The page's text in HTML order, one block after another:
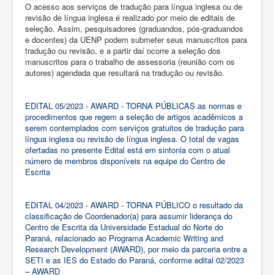
O acesso aos serviços de tradução para língua inglesa ou de
revisão de língua inglesa é realizado por meio de editais de
seleção. Assim, pesquisadores (graduandos, pós-graduandos
e docentes) da UENP podem submeter seus manuscritos para
tradução ou revisão, e a partir daí ocorre a seleção dos
manuscritos para o trabalho de assessoria (reunião com os
autores) agendada que resultará na tradução ou revisão.
EDITAL 05/2023 - AWARD - TORNA PÚBLICAS as normas e
procedimentos que regem a seleção de artigos acadêmicos a
serem contemplados com serviços gratuitos de tradução para
língua inglesa ou revisão de língua inglesa. O total de vagas
ofertadas no presente Edital está em sintonia com o atual
número de membros disponíveis na equipe do Centro de
Escrita
EDITAL 04/2023 - AWARD - TORNA PÚBLICO o resultado da
classificação de Coordenador(a) para assumir liderança do
Centro de Escrita da Universidade Estadual do Norte do
Paraná, relacionado ao Programa Academic Writing and
Research Development (AWARD), por meio da parceria entre a
SETI e as IES do Estado do Paraná, conforme edital 02/2023
– AWARD